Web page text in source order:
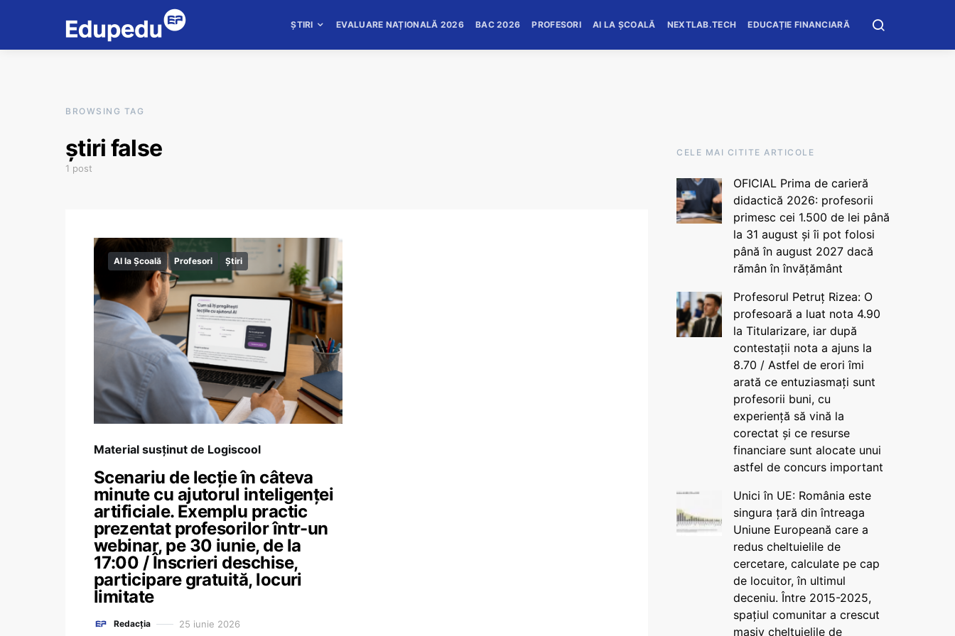
ȘTIRI EVALUARE NAȚIONALĂ 2026 BAC 2026 PROFESORI AI LA ȘCOALĂ NEXTLAB.TECH EDUCAȚIE FINANCIARĂ
BROWSING TAG
știri false
1 post
AI la Școală Profesori Știri
Material susținut de Logiscool
Scenariu de lecție în câteva
minute cu ajutorul inteligenței
artificiale. Exemplu practic
prezentat profesorilor într-un
webinar, pe 30 iunie, de la
17:00 / Înscrieri deschise,
participare gratuită, locuri
limitate
Redacția 25 iunie 2026
CELE MAI CITITE ARTICOLE
OFICIAL Prima de carieră
didactică 2026: profesorii
primesc cei 1.500 de lei până
la 31 august și îi pot folosi
până în august 2027 dacă
rămân în învățământ
Profesorul Petruț Rizea: O
profesoară a luat nota 4.90
la Titularizare, iar după
contestații nota a ajuns la
8.70 / Astfel de erori îmi
arată ce entuziasmați sunt
profesorii buni, cu
experiență să vină la
corectat și ce resurse
financiare sunt alocate unui
astfel de concurs important
Unici în UE: România este
singura țară din întreaga
Uniune Europeană care a
redus cheltuielile de
cercetare, calculate pe cap
de locuitor, în ultimul
deceniu. Între 2015-2025,
spațiul comunitar a crescut
masiv cheltuielile de